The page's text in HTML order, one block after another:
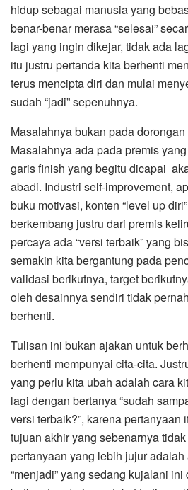
hidup sebagai manusia yang
benar-benar merasa “selesai”
lagi yang ingin dikejar, tidak ada
itu justru pertanda kita berhenti
terus mencipta diri dan mulai
sudah “jadi” sepenuhnya.
Masalahnya bukan pada
Masalahnya ada pada premis
garis finish yang begitu dicapai
abadi. Industri self-improvement,
buku motivasi, konten “level up
berkembang justru dari premis
percaya ada “versi terbaik” yang
semakin kita bergantung pada
validasi berikutnya, target
oleh desainnya sendiri tidak
berhenti.
Tulisan ini bukan ajakan untuk
berhenti mempunyai cita-cita.
yang perlu kita ubah adalah cara
lagi dengan bertanya “sudah
versi terbaik?”, karena pertanyaan
tujuan akhir yang sebenarnya
pertanyaan yang lebih jujur
“menjadi” yang sedang kujalani